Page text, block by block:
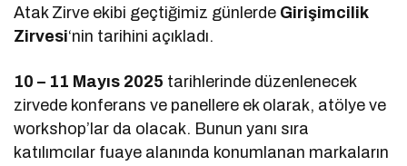
Atak Zirve ekibi geçtiğimiz günlerde Girişimcilik
Zirvesi‘nin tarihini açıkladı.
10 – 11 Mayıs 2025 tarihlerinde düzenlenecek
zirvede konferans ve panellere ek olarak, atölye ve
workshop’lar da olacak. Bunun yanı sıra
katılımcılar fuaye alanında konumlanan markaların